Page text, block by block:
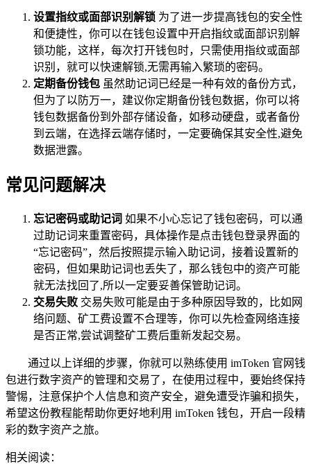
设置指纹或面部识别解锁 为了进一步提高钱包的安全性
和便捷性，你可以在钱包设置中开启指纹或面部识别解
锁功能，这样，每次打开钱包时，只需使用指纹或面部
识别，就可以快速解锁,无需再输入繁琐的密码。
定期备份钱包 虽然助记词已经是一种有效的备份方式，
但为了以防万一，建议你定期备份钱包数据，你可以将
钱包数据备份到外部存储设备，如移动硬盘，或者备份
到云端，在选择云端存储时，一定要确保其安全性,避免
数据泄露。
常见问题解决
忘记密码或助记词 如果不小心忘记了钱包密码，可以通
过助记词来重置密码，具体操作是点击钱包登录界面的
“忘记密码”，然后按照提示输入助记词，接着设置新的
密码，但如果助记词也丢失了，那么钱包中的资产可能
就无法找回了,所以一定要妥善保管助记词。
交易失败 交易失败可能是由于多种原因导致的，比如网
络问题、矿工费设置不合理等，你可以先检查网络连接
是否正常,尝试调整矿工费后重新发起交易。
通过以上详细的步骤，你就可以熟练使用 imToken 官网钱
包进行数字资产的管理和交易了，在使用过程中，要始终保持
警惕，注意保护个人信息和资产安全，避免遭受诈骗和损失，
希望这份教程能帮助你更好地利用 imToken 钱包，开启一段精
彩的数字资产之旅。
相关阅读：